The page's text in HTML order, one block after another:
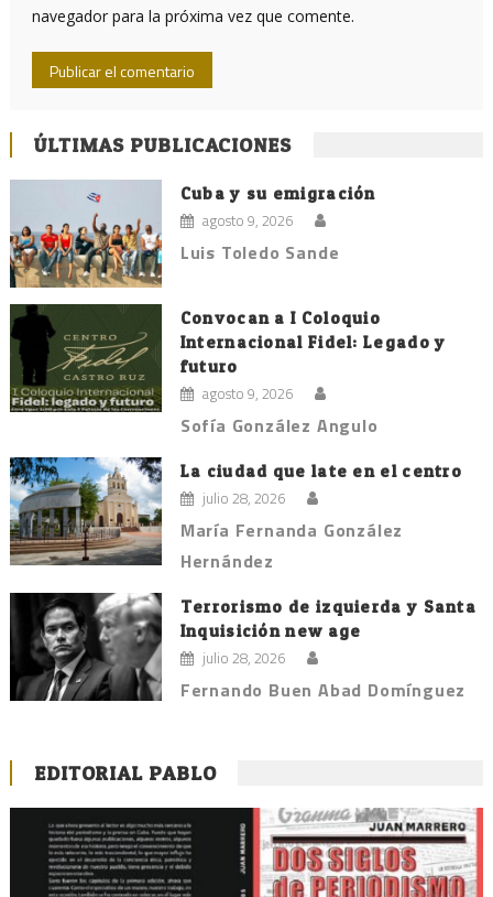
navegador para la próxima vez que comente.
ÚLTIMAS PUBLICACIONES
Cuba y su emigración
agosto 9, 2026
Luis Toledo Sande
Convocan a I Coloquio
Internacional Fidel: Legado y
futuro
agosto 9, 2026
Sofía González Angulo
La ciudad que late en el centro
julio 28, 2026
María Fernanda González
Hernández
Terrorismo de izquierda y Santa
Inquisición new age
julio 28, 2026
Fernando Buen Abad Domínguez
EDITORIAL PABLO